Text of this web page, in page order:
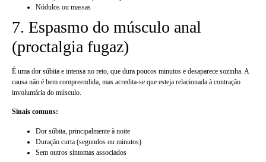
Nódulos ou massas
7. Espasmo do músculo anal
(proctalgia fugaz)
É uma dor súbita e intensa no reto, que dura poucos minutos e desaparece sozinha. A
causa não é bem compreendida, mas acredita-se que esteja relacionada à contração
involuntária do músculo.
Sinais comuns:
Dor súbita, principalmente à noite
Duração curta (segundos ou minutos)
Sem outros sintomas associados